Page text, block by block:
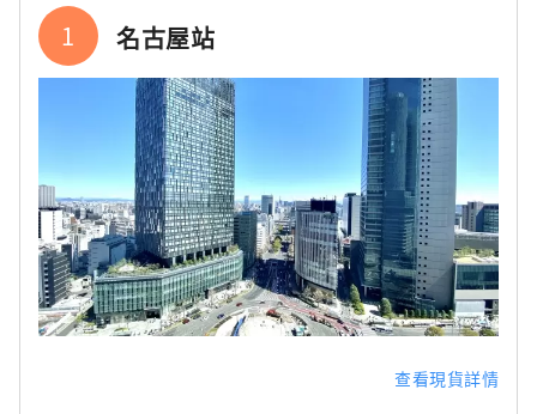
1 名古屋站
查看現貨詳情